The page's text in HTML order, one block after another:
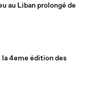
au Liban prolongé de
la 4eme édition des